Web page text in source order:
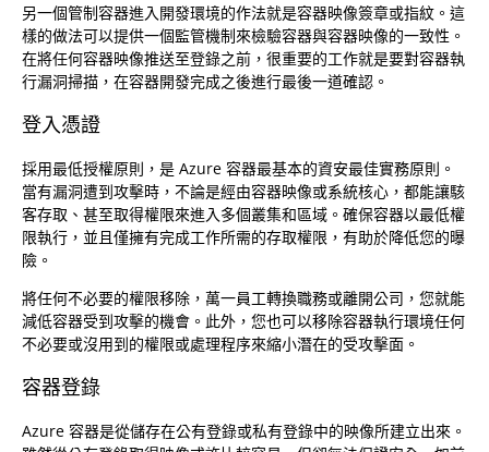
另一個管制容器進入開發環境的作法就是容器映像簽章或指紋。這
樣的做法可以提供一個監管機制來檢驗容器與容器映像的一致性。
在將任何容器映像推送至登錄之前，很重要的工作就是要對容器執
行漏洞掃描，在容器開發完成之後進行最後一道確認。
登入憑證
採用最低授權原則，是 Azure 容器最基本的資安最佳實務原則。
當有漏洞遭到攻擊時，不論是經由容器映像或系統核心，都能讓駭
客存取、甚至取得權限來進入多個叢集和區域。確保容器以最低權
限執行，並且僅擁有完成工作所需的存取權限，有助於降低您的曝
險。
將任何不必要的權限移除，萬一員工轉換職務或離開公司，您就能
減低容器受到攻擊的機會。此外，您也可以移除容器執行環境任何
不必要或沒用到的權限或處理程序來縮小潛在的受攻擊面。
容器登錄
Azure 容器是從儲存在公有登錄或私有登錄中的映像所建立出來。